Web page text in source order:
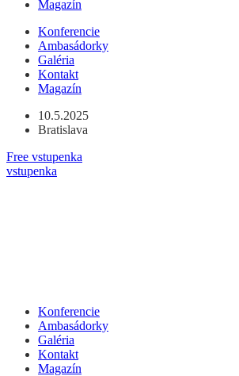
obsah
Magazín
Konferencie
Ambasádorky
Galéria
Kontakt
Magazín
10.5.2025
Bratislava
Free vstupenka
vstupenka
Konferencie
Ambasádorky
Galéria
Kontakt
Magazín